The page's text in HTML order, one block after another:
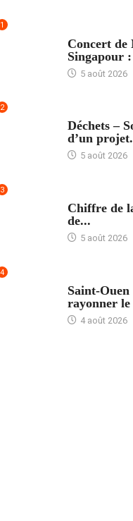
1
Concert de
Singapour
5 août 2026
2
Déchets –
d’un
5 août 2026
3
Chiffre de
de...
5 août 2026
4
Saint-
rayonner
4 août 2026